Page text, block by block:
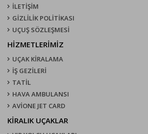
İLETİŞİM
GİZLİLİK POLİTİKASI
UÇUŞ SÖZLEŞMESI
HİZMETLERİMİZ
UÇAK KIRALAMA
İŞ GEZİLERİ
TATİL
HAVA AMBULANSI
AVİONE JET CARD
KIRALIK UÇAKLAR